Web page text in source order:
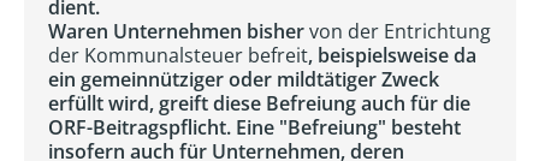
dient.
Waren Unternehmen bishervon der Entrichtung
der Kommunalsteuer befreit, beispielsweise da
ein gemeinnütziger oder mildtätiger Zweck
erfüllt wird, greift diese Befreiung auch für die
ORF-Beitragspflicht. Eine "Befreiung" besteht
insofern auch für Unternehmen, deren